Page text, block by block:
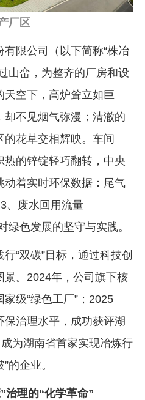
厂区
限公司（以下简称“株冶
山峦，为整齐的厂房和设
空下，高炉耸立如巨
却不见烟气弥漫；清澈的
花草交相辉映。车间
热的锌锭轻巧翻转，中央
动着实时环保数据：尾气
、废水回用流量
色发展的坚守与实践。
“双碳”目标，通过科技创
景。2024年，公司旗下核
级“绿色工厂”；2025
治理水平，成功获评湖
为湖南省首家实现冶炼行
的企业。
治理的“化学革命”